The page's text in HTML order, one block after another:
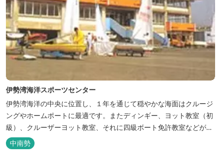
伊勢湾海洋スポーツセンター
伊勢湾海洋の中央に位置し、１年を通じて穏やかな海面はクルージ
ングやホームポートに最適です。またディンギー、ヨット教室（初
級）、クルーザーヨット教室、それに四級ボート免許教室などが開
催されています。レンタルヨットもあります。
中南勢